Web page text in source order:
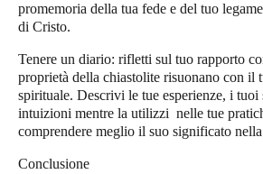
promemoria della tua fede e del tuo
di Cristo.
Tenere un diario: rifletti sul tuo rapporto
proprietà della chiastolite risuonano con il
spirituale. Descrivi le tue esperienze, i tuoi
intuizioni mentre la utilizzi nelle tue
comprendere meglio il suo significato
Conclusione